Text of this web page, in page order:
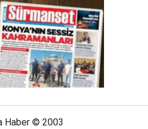
Haber © 2003